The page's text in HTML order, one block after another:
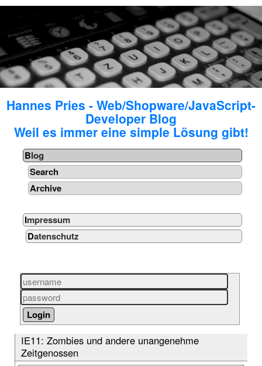
Hannes Pries - Web/Shopware/JavaScript-
Developer Blog
Weil es immer eine simple Lösung gibt!
Blog
Search
Archive
Impressum
Datenschutz
IE11: Zombies und andere unangenehme
Zeitgenossen